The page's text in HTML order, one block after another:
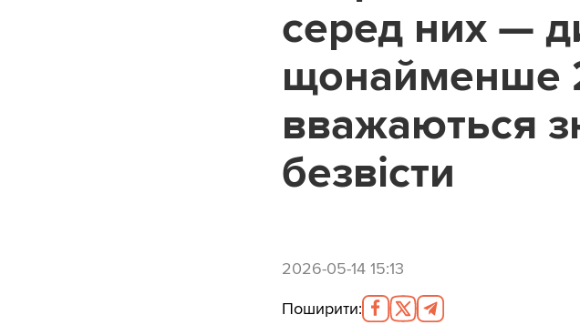
серед них —
щонайменше
вважаються
безвісти
2026-05-14 15:13
Поширити: